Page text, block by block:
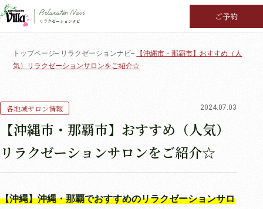
Relaxation Navi
リラクゼーションナビ ご予約
トップページ リラクゼーションナビ
【沖縄市・那覇市】おすすめ（人
気）リラクゼーションサロンをご紹介☆
各地域サロン情報 2024.07.03
【沖縄市・那覇市】おすすめ（人気）
リラクゼーションサロンをご紹介☆
【沖縄】沖縄・那覇でおすすめのリラクゼーションサロ